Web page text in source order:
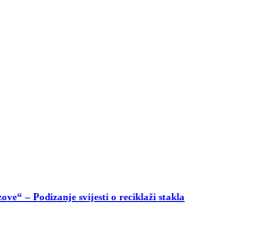
– Podizanje svijesti o reciklaži stakla